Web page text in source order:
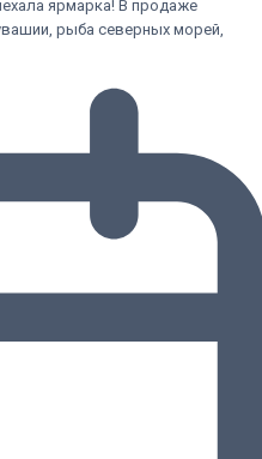
ярмарка! В продаже
рыба северных морей,